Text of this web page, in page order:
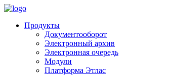
Продукты
Документооборот
Электронный архив
Электронная очередь
Модули
Платформа Этлас